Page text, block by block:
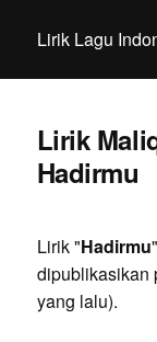
Lirik Lagu
Lirik
Hadirmu
Lirik "Hadirmu
dipublikasikan
yang lalu).